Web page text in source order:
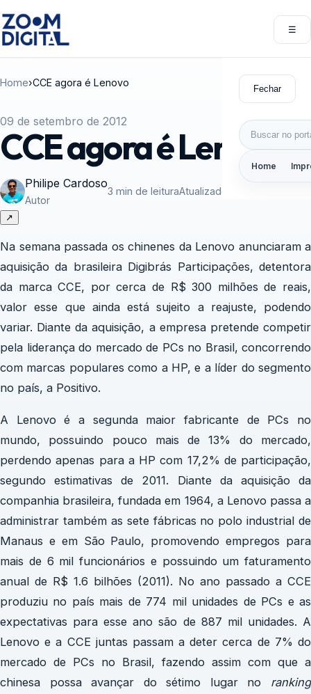
☰
Fechar
Buscar por:
Home
Home›CCE agora é Lenovo
09 de setembro de 2012
CCE agora é Lenovo
Philipe Cardoso
Autor
3 min de leituraAtualizado em 09/09/2012
↗
Na semana passada os chinenes da Lenovo anunciaram a
aquisição da brasileira Digibrás Participações, detentora
da marca CCE, por cerca de R$ 300 milhões de reais,
valor esse que ainda está sujeito a reajuste, podendo
variar. Diante da aquisição, a empresa pretende competir
pela liderança do mercado de PCs no Brasil, concorrendo
com marcas populares como a HP, e a líder do segmento
no país, a Positivo.
A Lenovo é a segunda maior fabricante de PCs no
mundo, possuindo pouco mais de 13% do mercado,
perdendo apenas para a HP com 17,2% de participação,
segundo estimativas de 2011. Diante da aquisição da
companhia brasileira, fundada em 1964, a Lenovo passa a
administrar também as sete fábricas no polo industrial de
Manaus e em São Paulo, promovendo empregos para
mais de 6 mil funcionários e possuindo um faturamento
anual de R$ 1.6 bilhões (2011). No ano passado a CCE
produziu no país mais de 774 mil unidades de PCs e as
expectativas para esse ano são de 887 mil unidades. A
Lenovo e a CCE juntas passam a deter cerca de 7% do
mercado de PCs no Brasil, fazendo assim com que a
chinesa possa avançar do sétimo lugar no ranking